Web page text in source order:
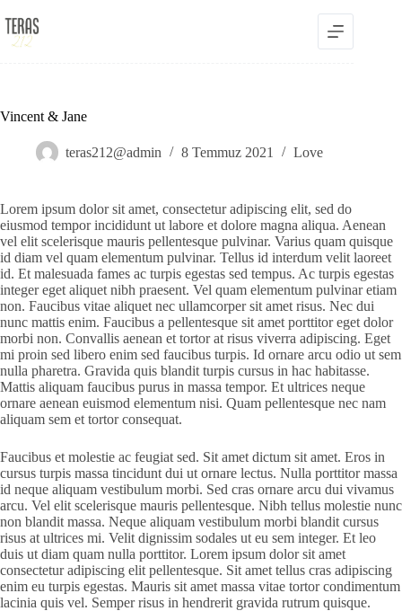
to
content
Vincent & Jane
teras212@admin 8 Temmuz 2021 Love
Lorem ipsum dolor sit amet, consectetur adipiscing elit, sed do
eiusmod tempor incididunt ut labore et dolore magna aliqua. Aenean
vel elit scelerisque mauris pellentesque pulvinar. Varius quam quisque
id diam vel quam elementum pulvinar. Tellus id interdum velit laoreet
id. Et malesuada fames ac turpis egestas sed tempus. Ac turpis egestas
integer eget aliquet nibh praesent. Vel quam elementum pulvinar etiam
non. Faucibus vitae aliquet nec ullamcorper sit amet risus. Nec dui
nunc mattis enim. Faucibus a pellentesque sit amet porttitor eget dolor
morbi non. Convallis aenean et tortor at risus viverra adipiscing. Eget
mi proin sed libero enim sed faucibus turpis. Id ornare arcu odio ut sem
nulla pharetra. Gravida quis blandit turpis cursus in hac habitasse.
Mattis aliquam faucibus purus in massa tempor. Et ultrices neque
ornare aenean euismod elementum nisi. Quam pellentesque nec nam
aliquam sem et tortor consequat.
Faucibus et molestie ac feugiat sed. Sit amet dictum sit amet. Eros in
cursus turpis massa tincidunt dui ut ornare lectus. Nulla porttitor massa
id neque aliquam vestibulum morbi. Sed cras ornare arcu dui vivamus
arcu. Vel elit scelerisque mauris pellentesque. Nibh tellus molestie nunc
non blandit massa. Neque aliquam vestibulum morbi blandit cursus
risus at ultrices mi. Velit dignissim sodales ut eu sem integer. Et leo
duis ut diam quam nulla porttitor. Lorem ipsum dolor sit amet
consectetur adipiscing elit pellentesque. Sit amet tellus cras adipiscing
enim eu turpis egestas. Mauris sit amet massa vitae tortor condimentum
lacinia quis vel. Semper risus in hendrerit gravida rutrum quisque.